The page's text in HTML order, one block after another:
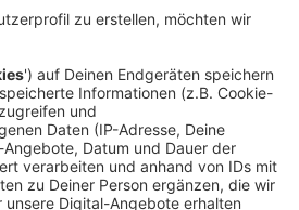
gibt es immer mehr Single-
Daten des statistischen
gab es 1999 in unserem Kreis
Zehn Jahre später
Haushalte mehr. Auch die 2-
in diesem Zeitraum
leicht auf 45.000. Einen